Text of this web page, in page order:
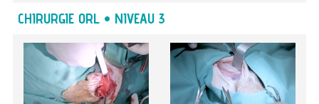
CHIRURGIE ORL • NIVEAU 3